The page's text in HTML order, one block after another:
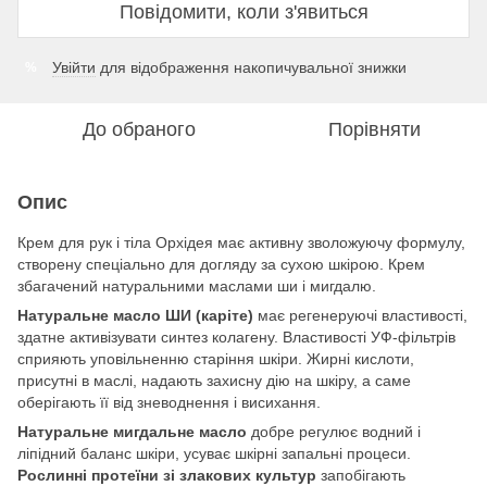
Повідомити, коли з'явиться
Увійти для відображення накопичувальної знижки
До обраного Порівняти
Опис
Крем для рук і тіла Орхідея має активну зволожуючу формулу,
створену спеціально для догляду за сухою шкірою. Крем
збагачений натуральними маслами ши і мигдалю.
Натуральне масло ШИ (каріте) має регенеруючі властивості,
здатне активізувати синтез колагену. Властивості УФ-фільтрів
сприяють уповільненню старіння шкіри. Жирні кислоти,
присутні в маслі, надають захисну дію на шкіру, а саме
оберігають її від зневоднення і висихання.
Натуральне мигдальне масло добре регулює водний і
ліпідний баланс шкіри, усуває шкірні запальні процеси.
Рослинні протеїни зі злакових культур запобігають